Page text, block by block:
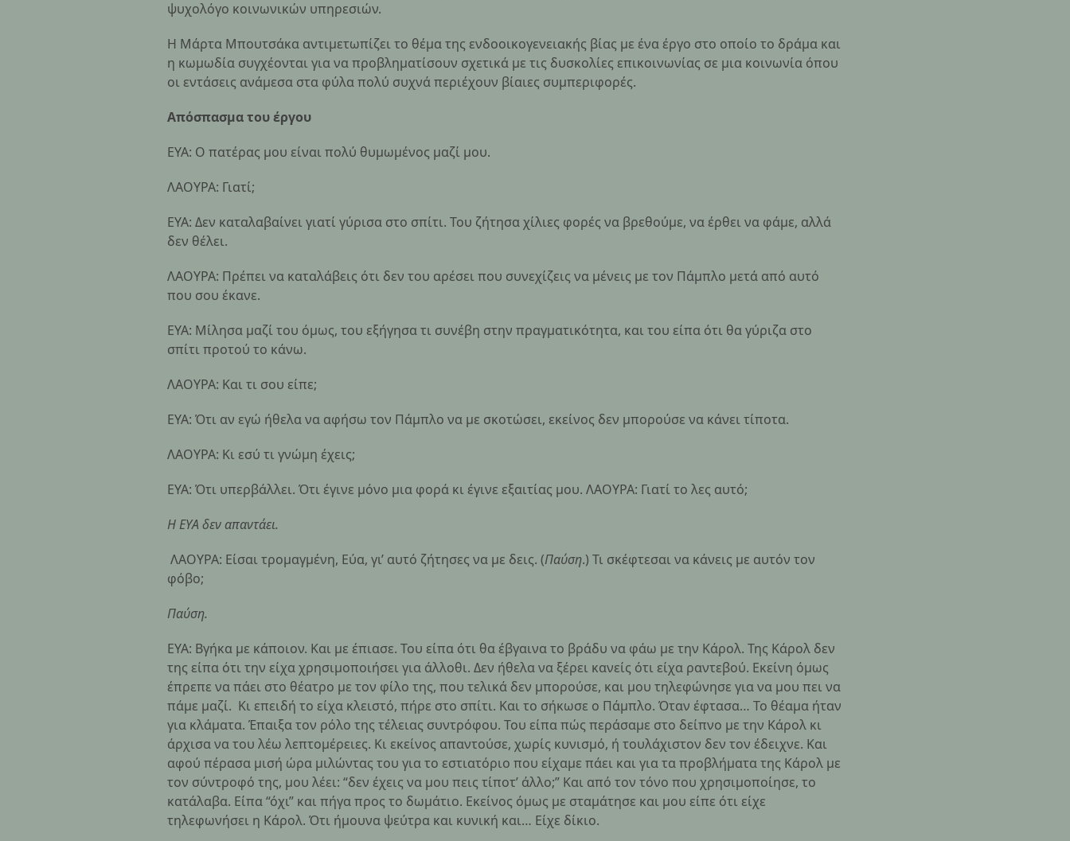
ψυχολόγο κοινωνικών υπηρεσιών.
Η Μάρτα Μπουτσάκα αντιμετωπίζει το θέμα της ενδοοικογενειακής βίας με ένα έργο στο οποίο το δράμα και
η κωμωδία συγχέονται για να προβληματίσουν σχετικά με τις δυσκολίες επικοινωνίας σε μια κοινωνία όπου
οι εντάσεις ανάμεσα στα φύλα πολύ συχνά περιέχουν βίαιες συμπεριφορές.
Απόσπασμα του έργου
ΕΥΑ: Ο πατέρας μου είναι πολύ θυμωμένος μαζί μου.
ΛΑΟΥΡΑ: Γιατί;
ΕΥΑ: Δεν καταλαβαίνει γιατί γύρισα στο σπίτι. Του ζήτησα χίλιες φορές να βρεθούμε, να έρθει να φάμε, αλλά
δεν θέλει.
ΛΑΟΥΡΑ: Πρέπει να καταλάβεις ότι δεν του αρέσει που συνεχίζεις να μένεις με τον Πάμπλο μετά από αυτό
που σου έκανε.
ΕΥΑ: Μίλησα μαζί του όμως, του εξήγησα τι συνέβη στην πραγματικότητα, και του είπα ότι θα γύριζα στο
σπίτι προτού το κάνω.
ΛΑΟΥΡΑ: Και τι σου είπε;
ΕΥΑ: Ότι αν εγώ ήθελα να αφήσω τον Πάμπλο να με σκοτώσει, εκείνος δεν μπορούσε να κάνει τίποτα.
ΛΑΟΥΡΑ: Κι εσύ τι γνώμη έχεις;
ΕΥΑ: Ότι υπερβάλλει. Ότι έγινε μόνο μια φορά κι έγινε εξαιτίας μου. ΛΑΟΥΡΑ: Γιατί το λες αυτό;
Η ΕΥΑ δεν απαντάει.
ΛΑΟΥΡΑ: Είσαι τρομαγμένη, Εύα, γι’ αυτό ζήτησες να με δεις. (Παύση.) Τι σκέφτεσαι να κάνεις με αυτόν τον
φόβο;
Παύση.
ΕΥΑ: Βγήκα με κάποιον. Και με έπιασε. Του είπα ότι θα έβγαινα το βράδυ να φάω με την Κάρολ. Της Κάρολ δεν
της είπα ότι την είχα χρησιμοποιήσει για άλλοθι. Δεν ήθελα να ξέρει κανείς ότι είχα ραντεβού. Εκείνη όμως
έπρεπε να πάει στο θέατρο με τον φίλο της, που τελικά δεν μπορούσε, και μου τηλεφώνησε για να μου πει να
πάμε μαζί. Κι επειδή το είχα κλειστό, πήρε στο σπίτι. Και το σήκωσε ο Πάμπλο. Όταν έφτασα… Το θέαμα ήταν
για κλάματα. Έπαιξα τον ρόλο της τέλειας συντρόφου. Του είπα πώς περάσαμε στο δείπνο με την Κάρολ κι
άρχισα να του λέω λεπτομέρειες. Κι εκείνος απαντούσε, χωρίς κυνισμό, ή τουλάχιστον δεν τον έδειχνε. Και
αφού πέρασα μισή ώρα μιλώντας του για το εστιατόριο που είχαμε πάει και για τα προβλήματα της Κάρολ με
τον σύντροφό της, μου λέει: “δεν έχεις να μου πεις τίποτ’ άλλο;” Και από τον τόνο που χρησιμοποίησε, το
κατάλαβα. Είπα “όχι” και πήγα προς το δωμάτιο. Εκείνος όμως με σταμάτησε και μου είπε ότι είχε
τηλεφωνήσει η Κάρολ. Ότι ήμουνα ψεύτρα και κυνική και… Είχε δίκιο.